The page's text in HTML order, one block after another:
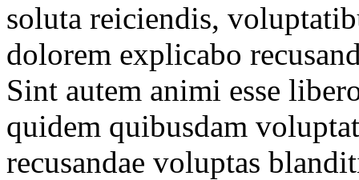
soluta reiciendis,
dolorem explicabo
Sint autem animi esse
quidem quibusdam
recusandae voluptas